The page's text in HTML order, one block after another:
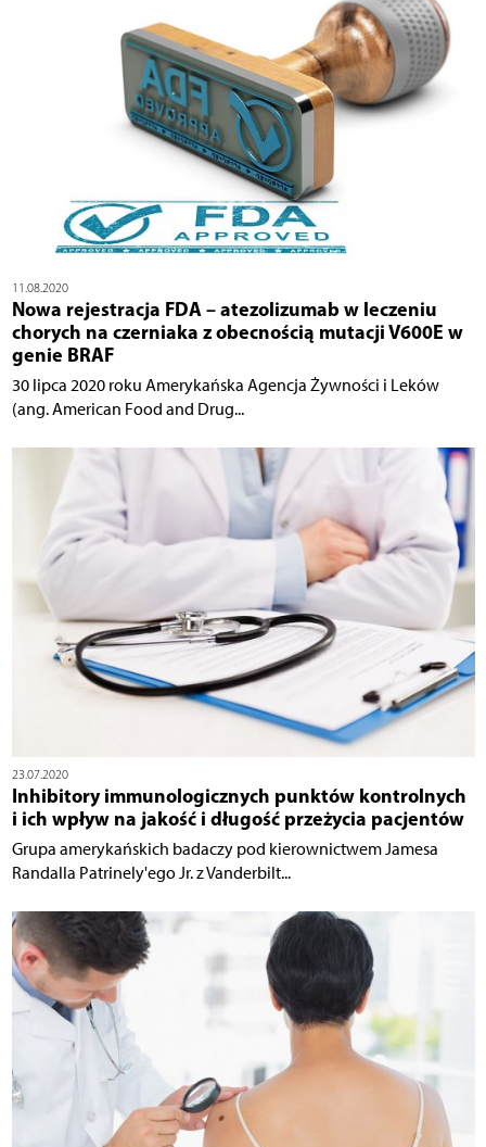
11.08.2020
Nowa rejestracja FDA – atezolizumab w leczeniu
chorych na czerniaka z obecnością mutacji V600E w
genie BRAF
30 lipca 2020 roku Amerykańska Agencja Żywności i Leków
(ang. American Food and Drug...
23.07.2020
Inhibitory immunologicznych punktów kontrolnych
i ich wpływ na jakość i długość przeżycia pacjentów
Grupa amerykańskich badaczy pod kierownictwem Jamesa
Randalla Patrinely'ego Jr. z Vanderbilt...